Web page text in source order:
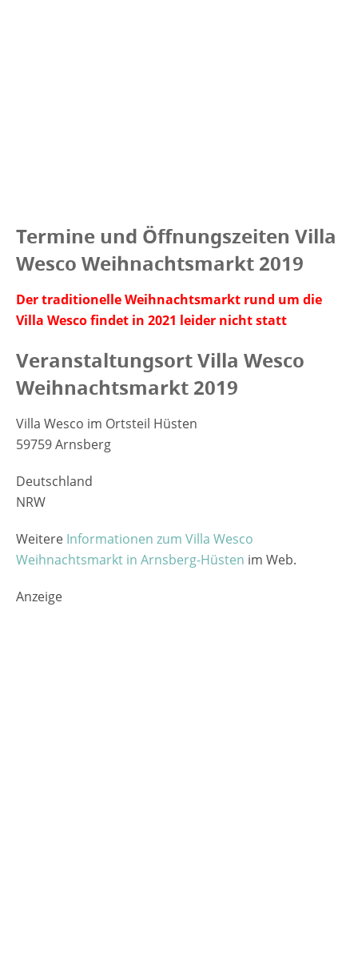
Termine und Öffnungszeiten Villa
Wesco Weihnachtsmarkt 2019
Der traditionelle Weihnachtsmarkt rund um die
Villa Wesco findet in 2021 leider nicht statt
Veranstaltungsort Villa Wesco
Weihnachtsmarkt 2019
Villa Wesco im Ortsteil Hüsten
59759 Arnsberg
Deutschland
NRW
Weitere Informationen zum Villa Wesco
Weihnachtsmarkt in Arnsberg-Hüsten im Web.
Anzeige